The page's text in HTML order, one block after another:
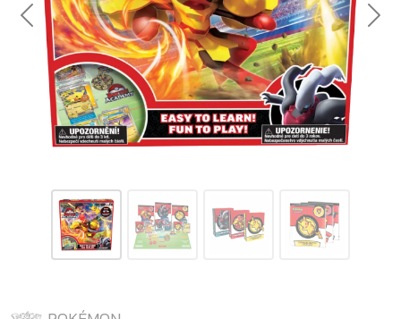
Previous